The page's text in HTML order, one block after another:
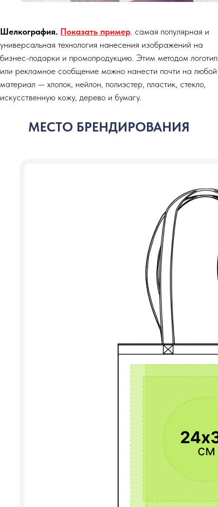
Шелкография. Показать пример . самая популярная и
универсальная технология нанесения изображений на
бизнес-подарки и промопродукцию. Этим методом логотип
или рекламное сообщение можно нанести почти на любой
материал — хлопок, нейлон, полиэстер, пластик, стекло,
искусственную кожу, дерево и бумагу.
МЕСТО БРЕНДИРОВАНИЯ